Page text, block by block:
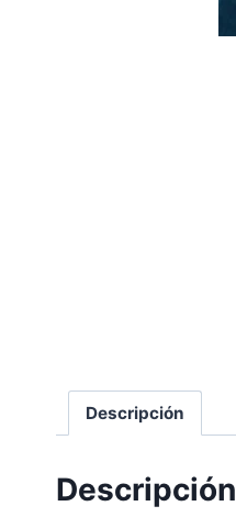
Descripción
Descripción